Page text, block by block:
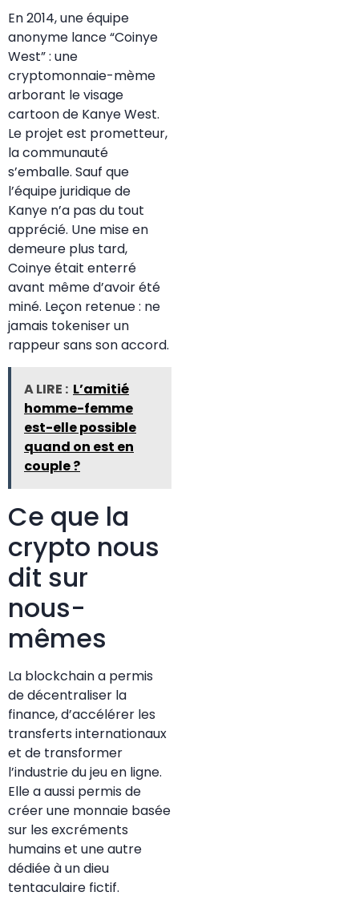
En 2014, une équipe
anonyme lance “Coinye
West” : une
cryptomonnaie-mème
arborant le visage
cartoon de Kanye West.
Le projet est prometteur,
la communauté
s’emballe. Sauf que
l’équipe juridique de
Kanye n’a pas du tout
apprécié. Une mise en
demeure plus tard,
Coinye était enterré
avant même d’avoir été
miné. Leçon retenue : ne
jamais tokeniser un
rappeur sans son accord.
A LIRE : L’amitié
homme-femme
est-elle possible
quand on est en
couple ?
Ce que la
crypto nous
dit sur
nous-
mêmes
La blockchain a permis
de décentraliser la
finance, d’accélérer les
transferts internationaux
et de transformer
l’industrie du jeu en ligne.
Elle a aussi permis de
créer une monnaie basée
sur les excréments
humains et une autre
dédiée à un dieu
tentaculaire fictif.